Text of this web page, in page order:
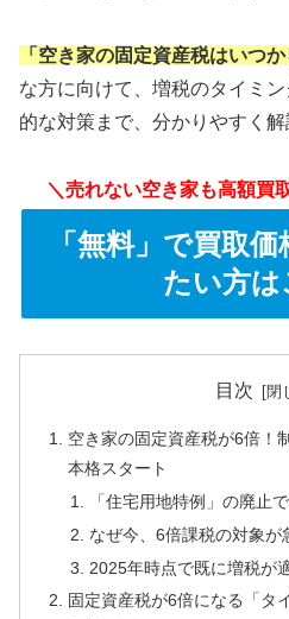
「空き家の固定資産税はいつ
な方に向けて、増税のタイミ
的な対策まで、分かりやすく解
＼売れない空き家も高額買
「無料」で買取
たい方は
目次
空き家の固定資産税が6倍！
本格スタート
「住宅用地特例」の廃止
なぜ今、6倍課税の対象が
2025年時点で既に増税が
固定資産税が6倍になる「タ